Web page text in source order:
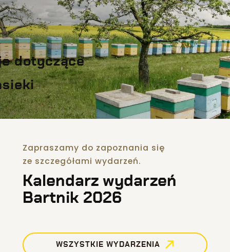
dotyczące
Zapraszamy do zapoznania się
ze szczegółami wydarzeń.
Kalendarz wydarzeń
Bartnik 2026
WSZYSTKIE WYDARZENIA